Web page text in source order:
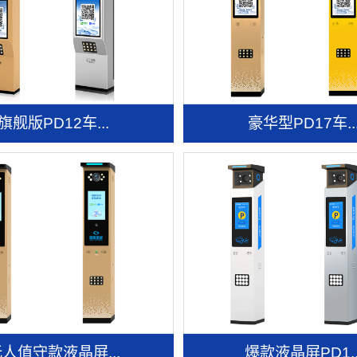
舰版PD12车... 豪华型PD17车
值守款液晶屏... 爆款液晶屏